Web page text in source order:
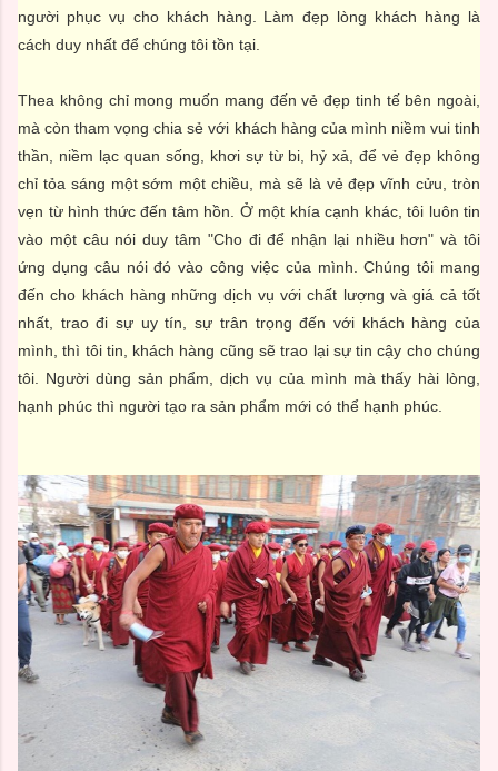
người phục vụ cho khách hàng. Làm đẹp lòng khách hàng là
cách duy nhất để chúng tôi tồn tại.
Thea không chỉ mong muốn mang đến vẻ đẹp tinh tế bên ngoài,
mà còn tham vọng chia sẻ với khách hàng của mình niềm vui tinh
thần, niềm lạc quan sống, khơi sự từ bi, hỷ xả, để vẻ đẹp không
chỉ tỏa sáng một sớm một chiều, mà sẽ là vẻ đẹp vĩnh cửu, tròn
vẹn từ hình thức đến tâm hồn. Ở một khía cạnh khác, tôi luôn tin
vào một câu nói duy tâm "Cho đi để nhận lại nhiều hơn" và tôi
ứng dụng câu nói đó vào công việc của mình. Chúng tôi mang
đến cho khách hàng những dịch vụ với chất lượng và giá cả tốt
nhất, trao đi sự uy tín, sự trân trọng đến với khách hàng của
mình, thì tôi tin, khách hàng cũng sẽ trao lại sự tin cậy cho chúng
tôi. Người dùng sản phẩm, dịch vụ của mình mà thấy hài lòng,
hạnh phúc thì người tạo ra sản phẩm mới có thể hạnh phúc.